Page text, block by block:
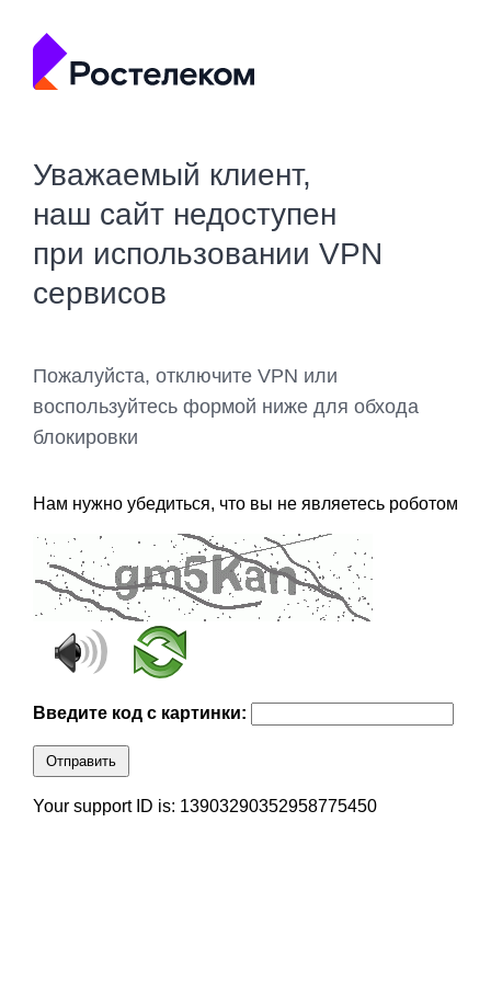
Уважаемый клиент,
наш сайт недоступен
при использовании VPN
сервисов
Пожалуйста, отключите VPN или
воспользуйтесь формой ниже для обхода
блокировки
Нам нужно убедиться, что вы не являетесь роботом
Введите код с картинки:
Отправить
Your support ID is: 13903290352958775450